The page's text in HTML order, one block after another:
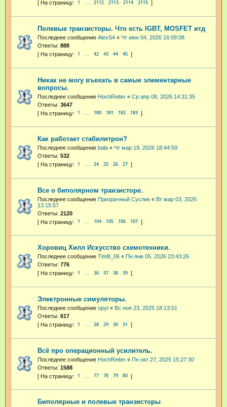
1 … 2112 2113 2114 2115
Полевые транзисторы. Что есть IGBT, MOSFET итд
Последнее сообщение AlexS4 « Чт июн 04, 2026 16:09:08
Ответы: 888
1 … 42 43 44 45
Никак не могу въехать в самые элементарные
вопросы.
Последнее сообщение HochReiter « Ср апр 08, 2026 14:31:35
Ответы: 3647
1 180 181 182 183
Как работает стабилитрон?
Последнее сообщение bala « Чт мар 19, 2026 18:44:59
Ответы: 532
1 … 24 25 26 27
Все о биполярном транзисторе.
Последнее сообщение Призрачный Суслик « Вт мар 03, 2026
13:15:57
Ответы: 2120
1 104 105 106 107
Хоровиц Хилл Искусство схемотехники.
Последнее сообщение TimB_06 « Пн янв 05, 2026 23:43:26
Ответы: 776
1 36 37 38 39
Электронные симуляторы.
Последнее сообщение opyt « Вс ноя 23, 2025 18:13:51
Ответы: 617
1 … 28 29 30 31
Всё про операционный усилитель.
Последнее сообщение HochReiter « Пн окт 27, 2025 15:27:30
Ответы: 1588
1 77 78 79 80
Биполярные и полевые транзисторы